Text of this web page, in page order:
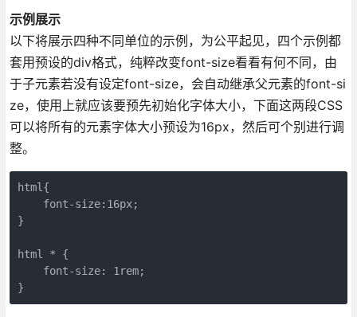
示例展示
以下将展示四种不同单位的示例，为公平起见，四个示例都
套用预设的div格式，纯粹改变font-size看看有何不同，由
于子元素若没有设定font-size，会自动继承父元素的font-si
ze，使用上就应该要预先初始化字体大小，下面这两段CSS
可以将所有的元素字体大小预设为16px，然后可个别进行调
整。
html{
    font-size:16px;
}
html * {
    font-size: 1rem;
}